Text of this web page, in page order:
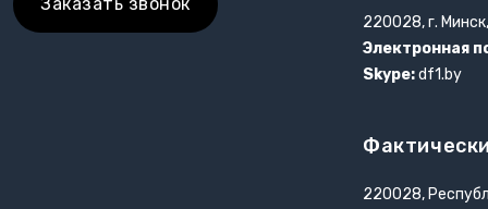
220028, г.
Электронная
Skype:df1.by
220028,